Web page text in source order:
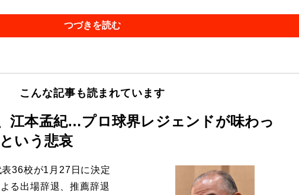
つづきを読む
こんな記事も読まれています
江本孟紀…プロ球界レジェンドが味わっ
いう悲哀
36校が1月27日に決定
る出場辞退、推薦辞退